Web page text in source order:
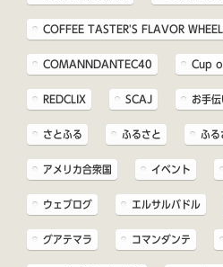
COFFEE TASTER'S FLAVOR WHEEL
COMANNDANTEC40 Cup
REDCLIX SCAJ お手
さとふる ふるさと ふる
アメリカ合衆国 イベント
ウェブログ エルサルバドル
グアテマラ コマンダンテ